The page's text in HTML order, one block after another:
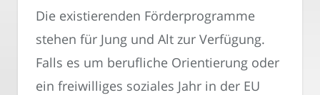
Die existierenden Förderprogramme
stehen für Jung und Alt zur Verfügung.
Falls es um berufliche Orientierung oder
ein freiwilliges soziales Jahr in der EU